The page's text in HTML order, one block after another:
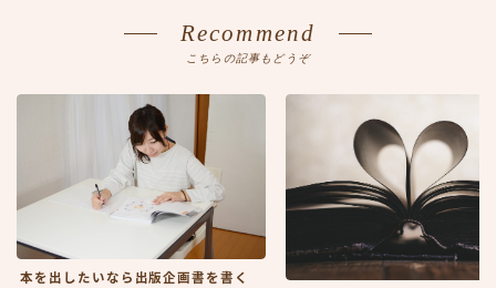
Recommend
こちらの記事もどうぞ
本を出したいなら出版企画書を書く